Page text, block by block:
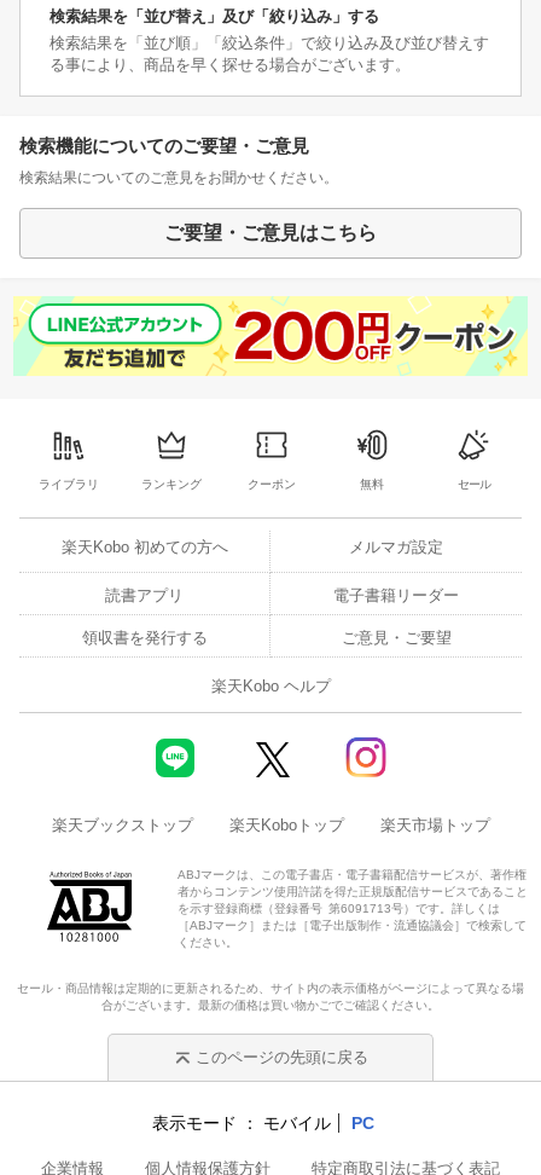
検索結果を「並び替え」及び「絞り込み」する
検索結果を「並び順」「絞込条件」で絞り込み及び並び替えす
る事により、商品を早く探せる場合がございます。
検索機能についてのご要望・ご意見
検索結果についてのご意見をお聞かせください。
ご要望・ご意見はこちら
ライブラリ ランキング クーポン 無料 セール
楽天Kobo 初めての方へ メルマガ設定
読書アプリ 電子書籍リーダー
領収書を発行する ご意見・ご要望
楽天Kobo ヘルプ
楽天ブックストップ 楽天Koboトップ 楽天市場トップ
ABJマークは、この電子書店・電子書籍配信サービスが、著作権
者からコンテンツ使用許諾を得た正規版配信サービスであること
を示す登録商標（登録番号 第6091713号）です。詳しくは
［ABJマーク］または［電子出版制作・流通協議会］で検索して
ください。
セール・商品情報は定期的に更新されるため、サイト内の表示価格がページによって異なる場
合がございます。最新の価格は買い物かごでご確認ください。
このページの先頭に戻る
表示モード モバイル PC
企業情報 個人情報保護方針 特定商取引法に基づく表記